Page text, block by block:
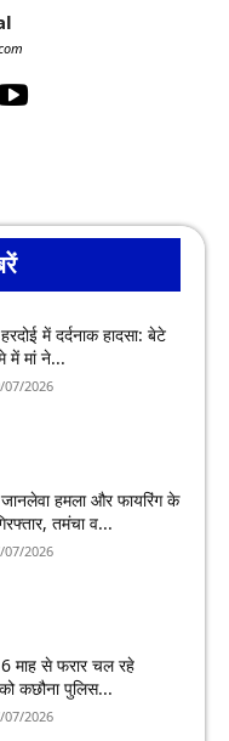
में दर्दनाक हादसा: बेटे
में मां ने...
07/2026
हमला और फायरिंग के
तमंचा व...
07/2026
से फरार चल रहे
कछौना पुलिस...
07/2026